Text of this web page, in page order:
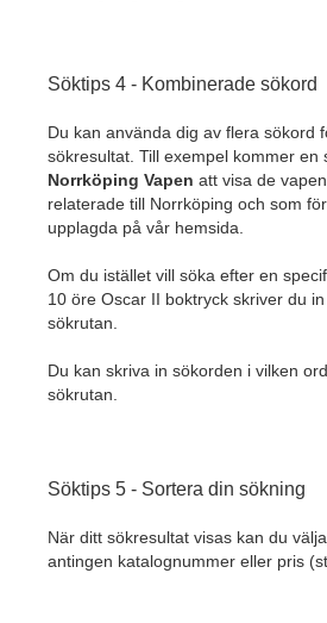
Söktips 4 - Kombinerade sökord
Du kan använda dig av flera sökord
sökresultat. Till exempel kommer en
Norrköping Vapen att visa de
relaterade till Norrköping och som
upplagda på vår hemsida.
Om du istället vill söka efter en
10 öre Oscar II boktryck skriver du in
sökrutan.
Du kan skriva in sökorden i vilken
sökrutan.
Söktips 5 - Sortera din sökning
När ditt sökresultat visas kan du
antingen katalognummer eller pris